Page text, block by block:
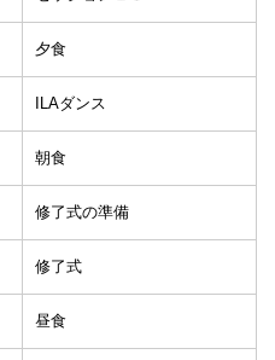
夕食
ILAダンス
朝食
修了式の準備
修了式
昼食